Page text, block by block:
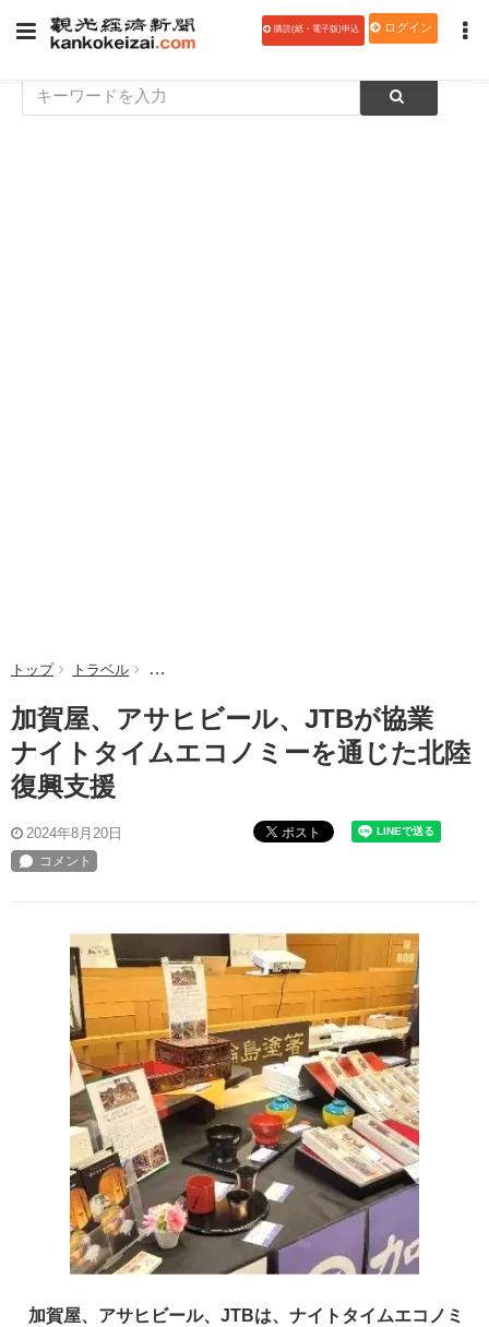
購読(紙・電子版)申込 ログイン
トップ トラベル 加賀屋、アサヒビール、JTBが協業 ナイトタイム
加賀屋、アサヒビール、JTBが協業
ナイトタイムエコノミーを通じた北陸
復興支援
2024年8月20日 ポスト
加賀屋、アサヒビール、JTBは、ナイトタイムエコノミ